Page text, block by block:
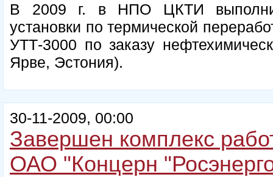
В 2009 г. в НПО ЦКТИ выполнил
установки по термической
УТТ-3000 по заказу
Ярве, Эстония).
30-11-2009, 00:00
Завершен комплекс
ОАО "Концерн